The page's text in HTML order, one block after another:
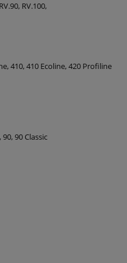
RV.100,
410, 410 Ecoline, 420 Profiline
90 Classic